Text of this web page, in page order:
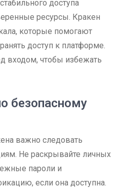
доступа
ресурсы. Кракен
которые помогают
доступ к платформе.
входом, чтобы избежать
безопасному
важно следовать
Не раскрывайте личных
пароли и
если она доступна.